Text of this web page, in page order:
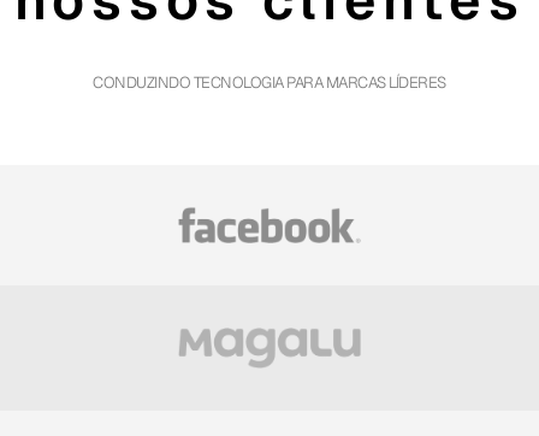
CONDUZINDO TECNOLOGIA PARA MARCAS LÍDERES